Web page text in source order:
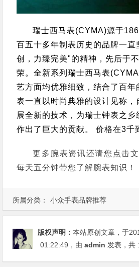
所属分类： 小众手表品牌推荐
瑞士西马表(CYMA)源于
百五十多年制表历史的品牌一直
创，力臻完美"的精神，先后于
荣。全新系列瑞士西马表
艺方面均优雅细致，结合了百年
表一直以时尚典雅的设计见称，
展全新的技术，为瑞士钟表之乡
作出了巨大的贡献。
价格在3千
更多腕表资讯还请您点击文
每天五分钟带您了解腕表知识！
版权声明：本站原创文章，于
01:22:49 ，由admin 发表，共